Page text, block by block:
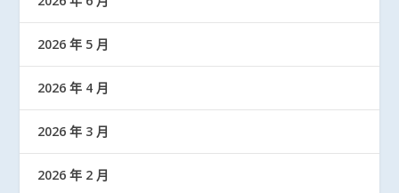
2026 年 5 月
2026 年 4 月
2026 年 3 月
2026 年 2 月